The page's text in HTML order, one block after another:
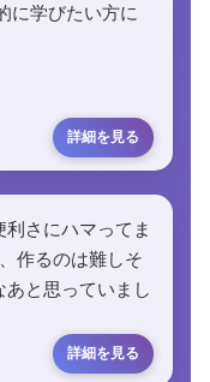
に学びたい方に
さにハマってま
作るのは難しそ
あと思っていまし